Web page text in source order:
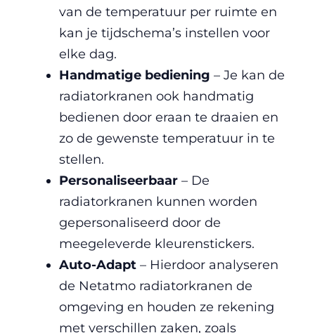
van de temperatuur per ruimte en
kan je tijdschema’s instellen voor
elke dag.
Handmatige bediening – Je kan de
radiatorkranen ook handmatig
bedienen door eraan te draaien en
zo de gewenste temperatuur in te
stellen.
Personaliseerbaar – De
radiatorkranen kunnen worden
gepersonaliseerd door de
meegeleverde kleurenstickers.
Auto-Adapt – Hierdoor analyseren
de Netatmo radiatorkranen de
omgeving en houden ze rekening
met verschillen zaken, zoals